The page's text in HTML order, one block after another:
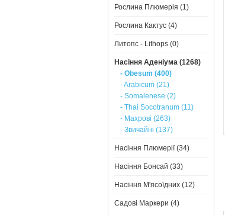
Рослина Плюмерія (1)
Рослина Кактус (4)
Литопс - Lithops (0)
Насіння Аденіума (1268)
- Obesum (400)
- Arabicum (21)
- Somalenese (2)
- Thai Socotranum (11)
- Махрові (263)
- Звичайні (137)
Насіння Плюмерії (34)
Насіння Бонсай (33)
Насіння М'ясоїдних (12)
Садові Маркери (4)